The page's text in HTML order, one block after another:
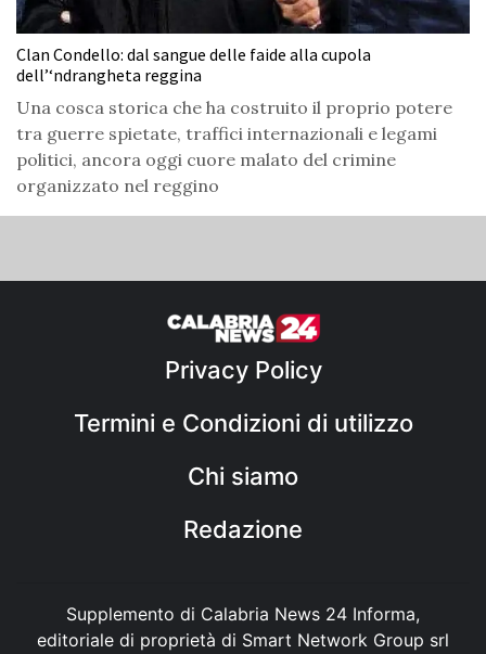
Clan Condello: dal sangue delle faide alla cupola
dell’‘ndrangheta reggina
Una cosca storica che ha costruito il proprio potere
tra guerre spietate, traffici internazionali e legami
politici, ancora oggi cuore malato del crimine
organizzato nel reggino
Privacy Policy
Termini e Condizioni di utilizzo
Chi siamo
Redazione
Supplemento di Calabria News 24 Informa,
editoriale di proprietà di Smart Network Group srl